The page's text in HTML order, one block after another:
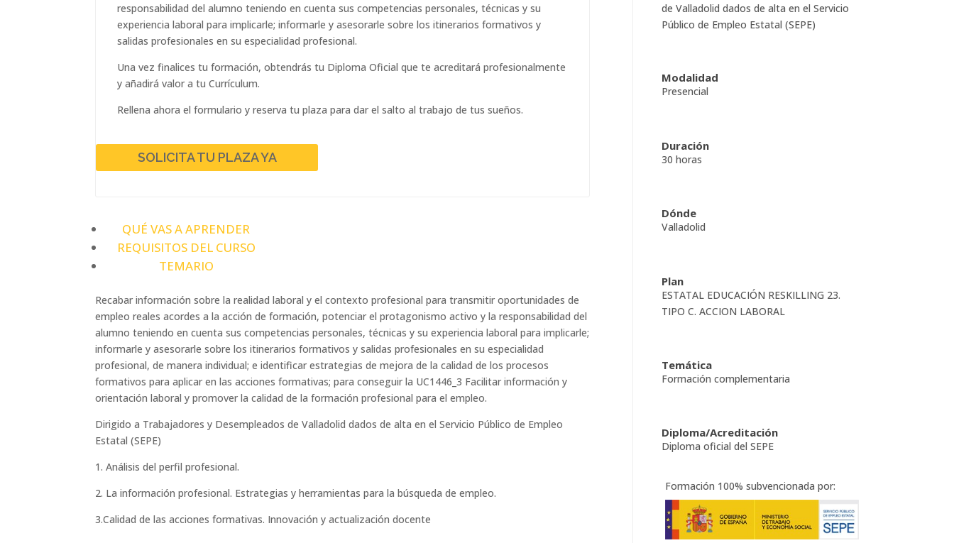
responsabilidad del alumno teniendo en cuenta sus competencias personales, técnicas y su
experiencia laboral para implicarle; informarle y asesorarle sobre los itinerarios formativos y
salidas profesionales en su especialidad profesional.
Una vez finalices tu formación, obtendrás tu Diploma Oficial que te acreditará profesionalmente
y añadirá valor a tu Currículum.
Rellena ahora el formulario y reserva tu plaza para dar el salto al trabajo de tus sueños.
SOLICITA TU PLAZA YA
QUÉ VAS A APRENDER
REQUISITOS DEL CURSO
TEMARIO
Recabar información sobre la realidad laboral y el contexto profesional para transmitir oportunidades de
empleo reales acordes a la acción de formación, potenciar el protagonismo activo y la responsabilidad del
alumno teniendo en cuenta sus competencias personales, técnicas y su experiencia laboral para implicarle;
informarle y asesorarle sobre los itinerarios formativos y salidas profesionales en su especialidad
profesional, de manera individual; e identificar estrategias de mejora de la calidad de los procesos
formativos para aplicar en las acciones formativas; para conseguir la UC1446_3 Facilitar información y
orientación laboral y promover la calidad de la formación profesional para el empleo.
Dirigido a Trabajadores y Desempleados de Valladolid dados de alta en el Servicio Público de Empleo
Estatal (SEPE)
1. Análisis del perfil profesional.
2. La información profesional. Estrategias y herramientas para la búsqueda de empleo.
3.Calidad de las acciones formativas. Innovación y actualización docente
de Valladolid dados de alta en el Servicio
Público de Empleo Estatal (SEPE)
Modalidad
Presencial
Duración
30 horas
Dónde
Valladolid
Plan
ESTATAL EDUCACIÓN RESKILLING 23.
TIPO C. ACCION LABORAL
Temática
Formación complementaria
Diploma/Acreditación
Diploma oficial del SEPE
Formación 100% subvencionada por: